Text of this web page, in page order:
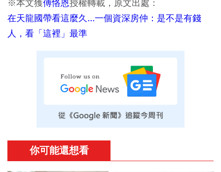
※本文獲傅恪恩授權轉載，原文出處：
在天龍國帶看這麼久...一個資深房仲：是不是有錢
人，看「這裡」最準